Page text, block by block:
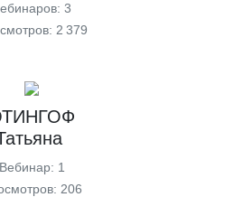
3
2 379
Вебинар: 1
206